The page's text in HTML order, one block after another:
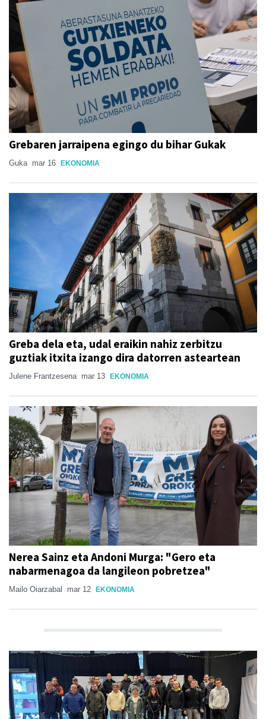
Grebaren jarraipena egingo du bihar Gukak
Guka mar 16 EKONOMIA
Greba dela eta, udal eraikin nahiz zerbitzu
guztiak itxita izango dira datorren asteartean
Julene Frantzesena mar 13 EKONOMIA
Nerea Sainz eta Andoni Murga: "Gero eta
nabarmenagoa da langileon pobretzea"
Mailo Oiarzabal mar 12 EKONOMIA